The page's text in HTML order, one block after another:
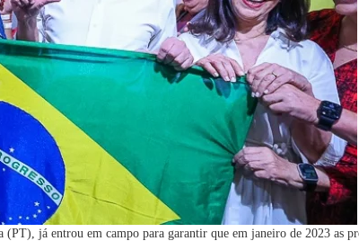
já entrou em campo para garantir que em janeiro de 2023 as